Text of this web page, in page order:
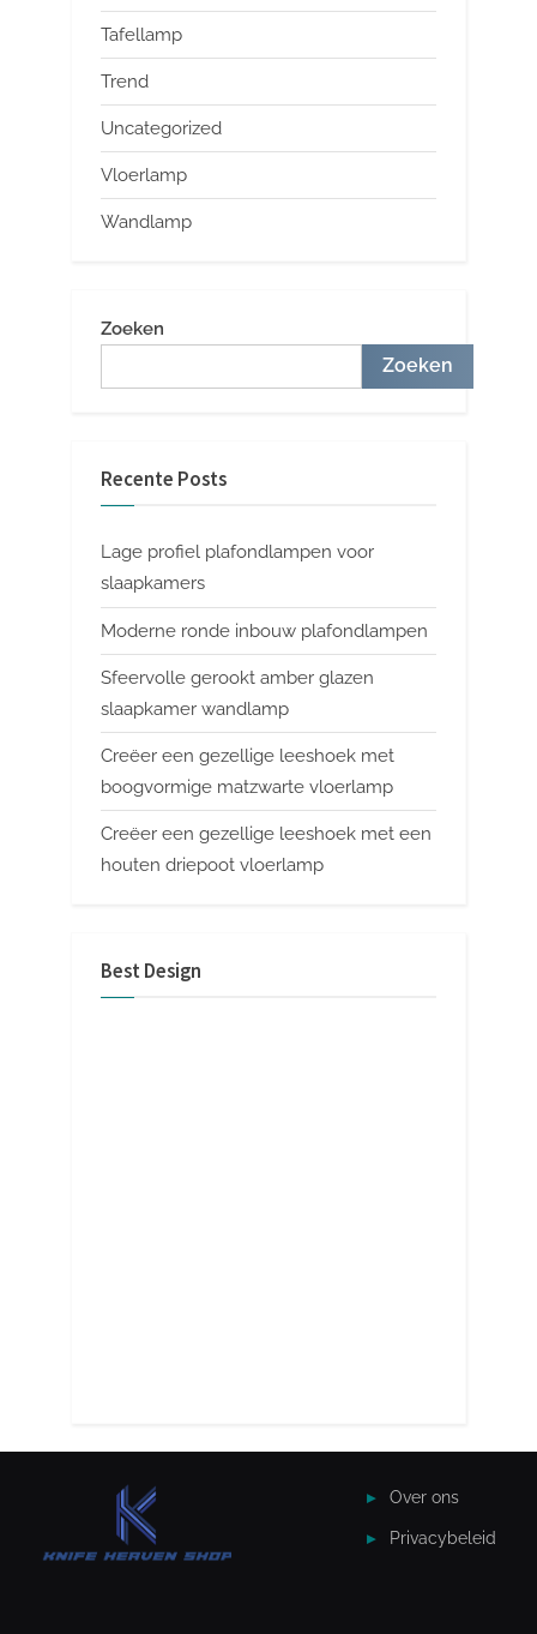
Tafellamp
Trend
Uncategorized
Vloerlamp
Wandlamp
Zoeken
Zoeken
Recente Posts
Lage profiel plafondlampen voor
slaapkamers
Moderne ronde inbouw plafondlampen
Sfeervolle gerookt amber glazen
slaapkamer wandlamp
Creëer een gezellige leeshoek met
boogvormige matzwarte vloerlamp
Creëer een gezellige leeshoek met een
houten driepoot vloerlamp
Best Design
Over ons
Privacybeleid